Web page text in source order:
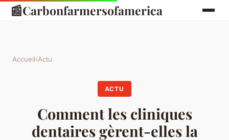
📰Carbonfarmersofamerica
Accueil›Actu
ACTU
Comment les cliniques
dentaires gèrent-elles la